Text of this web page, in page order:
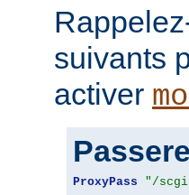
suivants
activer
ProxyPass "/